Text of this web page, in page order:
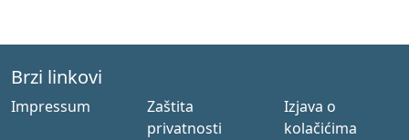
Brzi linkovi
Impressum
Zaštita
privatnosti
Izjava o
kolačićima